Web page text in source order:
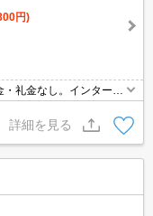
円)
礼金なし。インターネ
き。キッチンは対面
。追焚給湯。
詳細を見る